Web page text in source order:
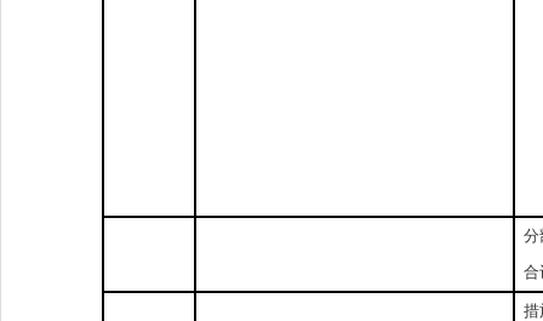
分
合
措